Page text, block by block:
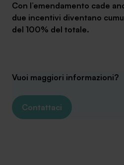
Con l’emendamento cade
due incentivi diventano
del 100% del totale.
Vuoi maggiori informazioni?
Contattaci